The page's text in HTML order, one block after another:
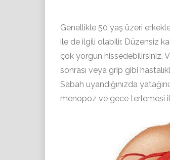
Genellikle 50 yaş üzeri
ile de ilgili olabilir. Düzensiz
çok yorgun hissedebilirsiniz.
sonrası veya grip gibi
Sabah uyandığınızda
menopoz ve gece terlemesi